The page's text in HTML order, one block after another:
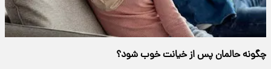
چگونه حالمان پس از خیانت خوب شود؟